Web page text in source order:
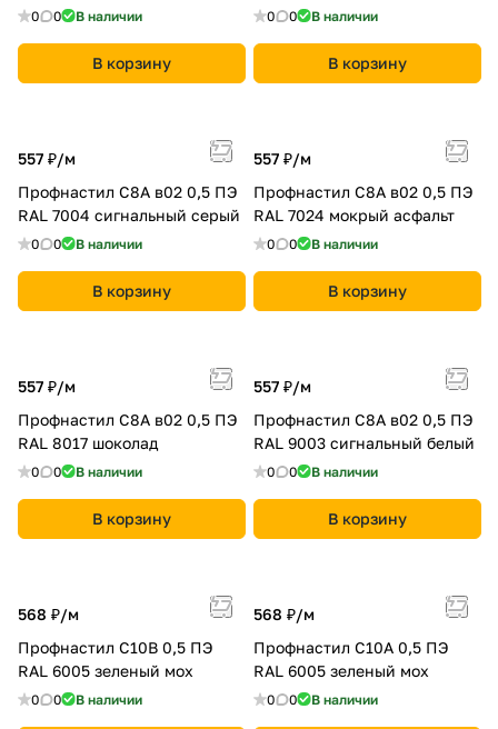
0 0 В наличии
В корзину
0 0 В наличии
В корзину
557 ₽/м
Профнастил С8A в02 0,5 ПЭ
RAL 7004 сигнальный серый
0 0 В наличии
В корзину
557 ₽/м
Профнастил С8A в02 0,5 ПЭ
RAL 7024 мокрый асфальт
0 0 В наличии
В корзину
557 ₽/м
Профнастил С8A в02 0,5 ПЭ
RAL 8017 шоколад
0 0 В наличии
В корзину
557 ₽/м
Профнастил С8A в02 0,5 ПЭ
RAL 9003 сигнальный белый
0 0 В наличии
В корзину
568 ₽/м
Профнастил С10B 0,5 ПЭ
RAL 6005 зеленый мох
0 0 В наличии
568 ₽/м
Профнастил С10A 0,5 ПЭ
RAL 6005 зеленый мох
0 0 В наличии